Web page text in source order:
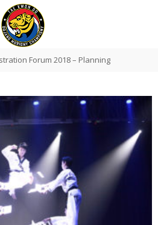
Forum 2018 – Planning